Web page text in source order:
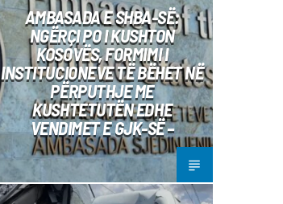
AMBASADA E SHBA-SË:
NGËRÇI PO I KUSHTON
KOSOVËS, FORMIMI I
INSTITUCIONEVE TË BËHET NË
PËRPUTHJE ME
KUSHTETUTËN EDHE
VENDIMET E GJK-SË –